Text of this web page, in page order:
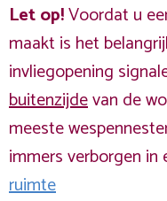
Let op!Voordat u
maakt is het
invliegopening
buitenzijdevan de
meeste
immers verborgen in
ruimte